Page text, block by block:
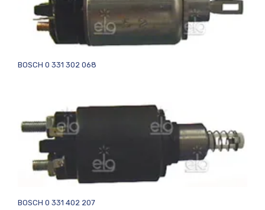
BOSCH 0 331 302 068
BOSCH 0 331 402 207